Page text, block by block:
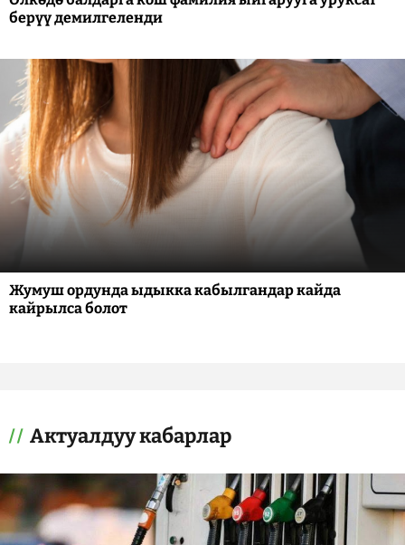
берүү демилгеленди
Жумуш ордунда ыдыкка кабылгандар кайда
кайрылса болот
Актуалдуу кабарлар